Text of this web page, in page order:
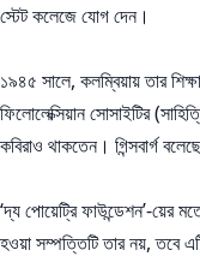
স্টেট কলেজে যোগ দেন।
১৯৪৫ সালে, কলম্বিয়ায় তার
ফিলোলেক্সিয়ান সোসাইটির
কবিরাও থাকতেন। গিন্সবার্গ
‘দ্য পোয়েট্রি ফাউন্ডেশন’-য়ের
হওয়া সম্পত্তিটি তার নয়, তবে